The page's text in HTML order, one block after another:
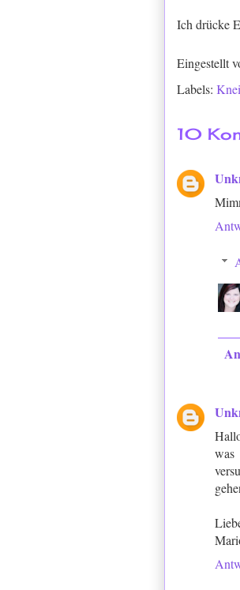
Ich drücke
Eingestellt
Labels:
10
was